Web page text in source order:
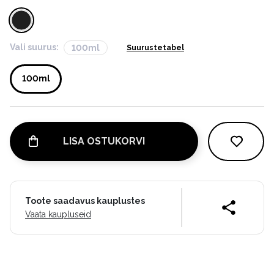
Vali suurus: 100ml Suurustetabel
100ml
LISA OSTUKORVI
Toote saadavus kauplustes
Vaata kaupluseid